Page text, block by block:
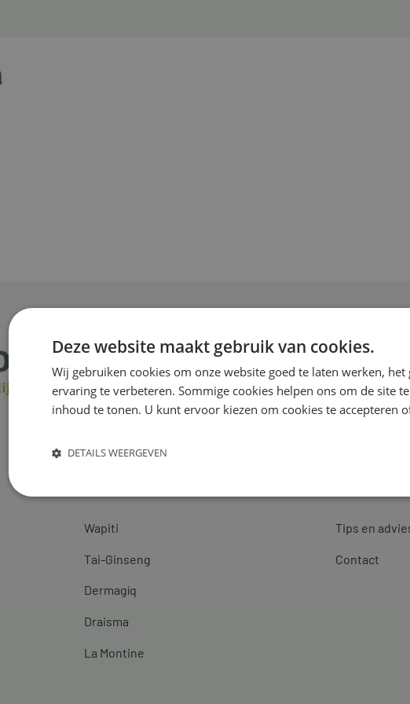
Wapiti
Tai-Ginseng
Dermagíq
Draisma
La Montine
Tips en
Contact
Deze website maakt gebruik van cookies.
Wij gebruiken cookies om onze website goed te laten werken,
ervaring te verbeteren. Sommige cookies helpen ons om de site
inhoud te tonen. U kunt ervoor kiezen om cookies te accepteren
DETAILS WEERGEVEN